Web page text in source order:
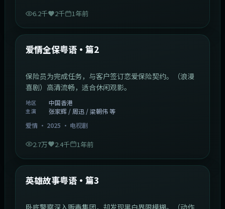
6.2千 2千 1年前
最新
爱情全保粤语·篇2
保险员为完成任务，与客户签订恋爱保险契约。（浪漫
喜剧）高清流畅，适合休闲观影。
地区 中国香港
主演
张家辉 / 周迅 / 梁朝伟 等
爱情· 2025 · 电视剧
2.7万 2.4千 1年前
最新
英雄故事粤语·篇3
卧底警察深入贩毒集团，却发现黑白界限模糊。（动作